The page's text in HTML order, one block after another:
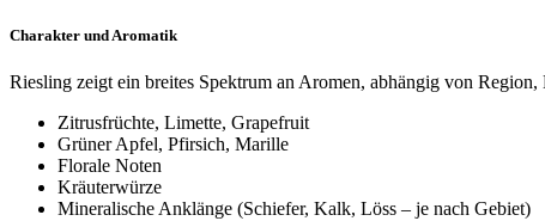
Charakter und Aromatik
Riesling zeigt ein breites Spektrum an Aromen, abhängig von Region,
Zitrusfrüchte, Limette, Grapefruit
Grüner Apfel, Pfirsich, Marille
Florale Noten
Kräuterwürze
Mineralische Anklänge (Schiefer, Kalk, Löss – je nach Gebiet)